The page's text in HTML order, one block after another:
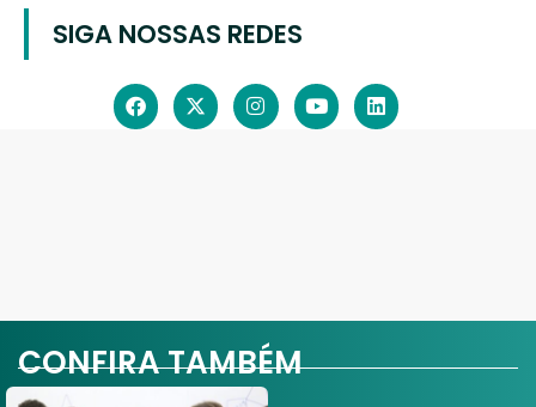
SIGA NOSSAS REDES
CONFIRA TAMBÉM